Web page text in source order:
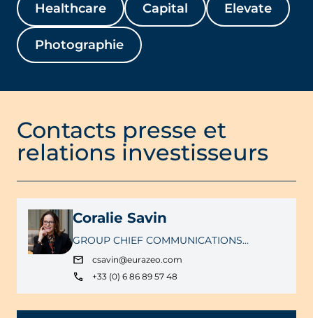
Healthcare Capital Elevate
Photographie
Contacts presse et
relations investisseurs
Coralie Savin
GROUP CHIEF COMMUNICATIONS
OFFICER
csavin@eurazeo.com
+33 (0) 6 86 89 57 48